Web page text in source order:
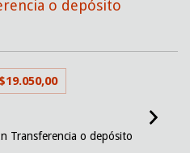
o depósito
$19.050,00
Transferencia o depósito